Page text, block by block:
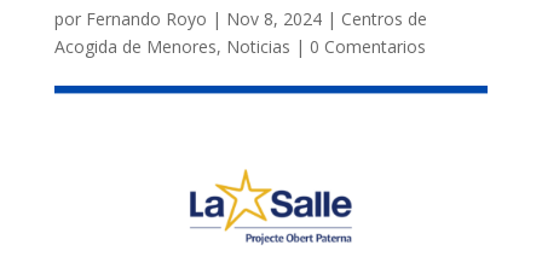
por Fernando Royo | Nov 8, 2024| Centros de
Acogida de Menores, Noticias | 0 Comentarios